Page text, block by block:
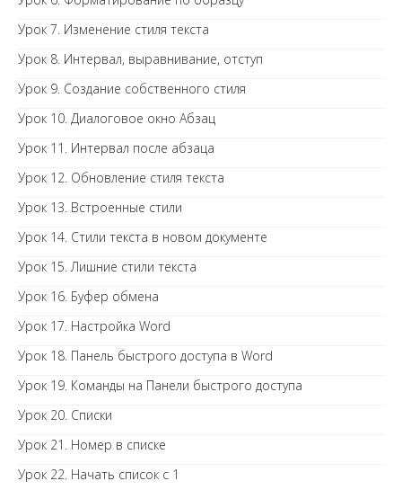
Урок 7. Изменение стиля текста
Урок 8. Интервал, выравнивание, отступ
Урок 9. Создание собственного стиля
Урок 10. Диалоговое окно Абзац
Урок 11. Интервал после абзаца
Урок 12. Обновление стиля текста
Урок 13. Встроенные стили
Урок 14. Стили текста в новом документе
Урок 15. Лишние стили текста
Урок 16. Буфер обмена
Урок 17. Настройка Word
Урок 18. Панель быстрого доступа в Word
Урок 19. Команды на Панели быстрого доступа
Урок 20. Списки
Урок 21. Номер в списке
Урок 22. Начать список с 1